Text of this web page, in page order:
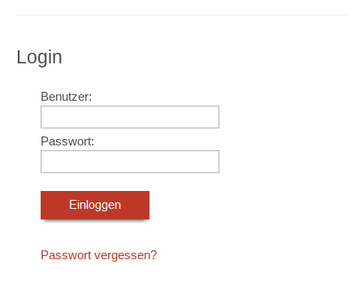
Login
Benutzer:
Passwort:
Passwort vergessen?